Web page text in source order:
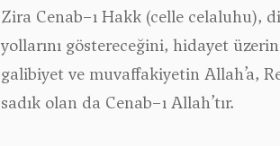
Zira Cenab−ı Hakk (celle celaluhu),
yollarını göstereceğini, hidayet
galibiyet ve muvaffakiyetin Allah’a,
sadık olan da Cenab−ı Allah’tır.